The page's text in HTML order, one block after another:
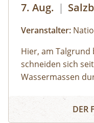
7. Aug. |
Veranstalter:
Hier, am Talgrund
schneiden sich
Wassermassen
Kolke und kleine
Klamm folgend
Schösswendklamm
DER